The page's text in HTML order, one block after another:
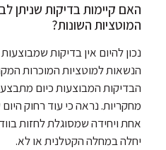
האם קיימות בדיקות שניתן
המוטציות השונות?
נכון להיום אין בדיקות
הנשאות למוטציות המוכרות
הבדיקות המבוצעות כיום
מחקריות. נראה כי עוד רחוק
אחת ויחידה שמסוגלת לחזות
יחלה במחלה הקטלנית או לא.